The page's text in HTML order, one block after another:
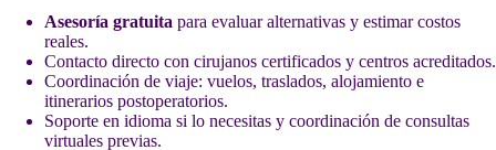
Asesoría gratuita para evaluar alternativas y estimar costos
reales.
Contacto directo con cirujanos certificados y centros acreditados.
Coordinación de viaje: vuelos, traslados, alojamiento e
itinerarios postoperatorios.
Soporte en idioma si lo necesitas y coordinación de consultas
virtuales previas.